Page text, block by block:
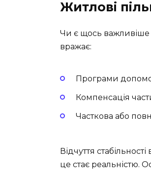
Житлові
Чи є щось важливіше
вражає:
Програми
Компенсація
Часткова або
Відчуття
це стає реальністю.